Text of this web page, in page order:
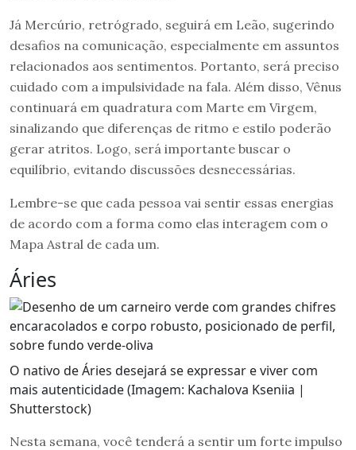
Já Mercúrio, retrógrado, seguirá em Leão, sugerindo
desafios na comunicação, especialmente em assuntos
relacionados aos sentimentos. Portanto, será preciso
cuidado com a impulsividade na fala. Além disso, Vênus
continuará em quadratura com Marte em Virgem,
sinalizando que diferenças de ritmo e estilo poderão
gerar atritos. Logo, será importante buscar o
equilíbrio, evitando discussões desnecessárias.
Lembre-se que cada pessoa vai sentir essas energias
de acordo com a forma como elas interagem com o
Mapa Astral de cada um.
Áries
O nativo de Áries desejará se expressar e viver com
mais autenticidade (Imagem: Kachalova Kseniia |
Shutterstock)
Nesta semana, você tenderá a sentir um forte impulso